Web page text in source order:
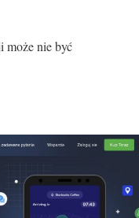
może nie być